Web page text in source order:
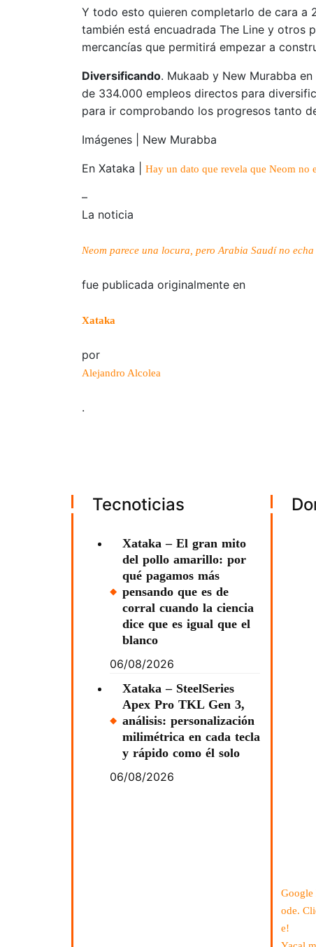
Y todo esto quieren completarlo de cara a
también está encuadrada The Line y otros
mercancías que permitirá empezar a
Diversificando. Mukaab y New Murabba
de 334.000 empleos directos para
para ir comprobando los progresos tanto
Imágenes | New Murabba
En Xataka | Hay un dato que revela que Neom no
–
La noticia
Neom parece una locura, pero Arabia Saudí no
fue publicada originalmente en
Xataka
por
Alejandro Alcolea
.
Tecnoticias
Xataka – El gran mito
del pollo amarillo: por
qué pagamos más
pensando que es de
corral cuando la ciencia
dice que es igual que el
blanco
06/08/2026
Xataka – SteelSeries
Apex Pro TKL Gen 3,
análisis: personalización
milimétrica en cada tecla
y rápido como él solo
06/08/2026
Google
ode.
e!